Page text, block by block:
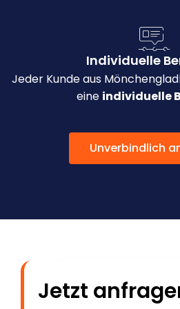
Individuelle
Jeder Kunde aus
eine individuelle
Unverbindlich
Jetzt